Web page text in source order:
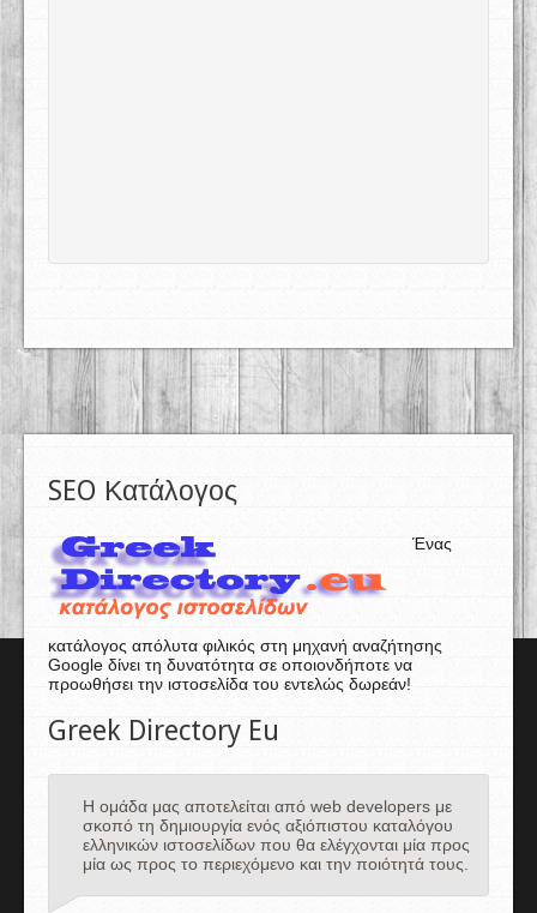
SEO Κατάλογος
Ένας
κατάλογος απόλυτα φιλικός στη μηχανή αναζήτησης
Google δίνει τη δυνατότητα σε οποιονδήποτε να
προωθήσει την ιστοσελίδα του εντελώς δωρεάν!
Greek Directory Eu
Η ομάδα μας αποτελείται από web developers με
σκοπό τη δημιουργία ενός αξιόπιστου καταλόγου
ελληνικών ιστοσελίδων που θα ελέγχονται μία προς
μία ως προς το περιεχόμενο και την ποιότητά τους.